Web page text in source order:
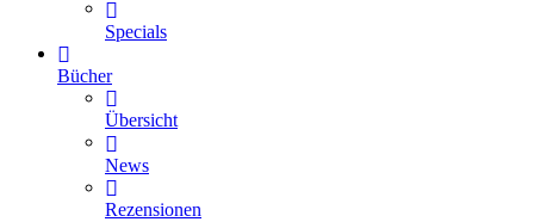
Specials
Bücher
Übersicht
News
Rezensionen